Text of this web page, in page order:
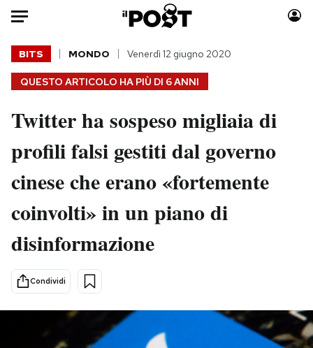
Auto
HOME
Italia
Politica
Tecnologia
Scienza
Cultura
Sport
Moda
Consumismi
Storie/Idee
Media
PODCAST
QUESTO ARTICOLO HA PIÙ DI 6 ANNI
BITS MONDO Venerdì 12 giugno 2020
Twitter ha sospeso migliaia di
profili falsi gestiti dal governo
cinese che erano «fortemente
coinvolti» in un piano di
disinformazione
Condividi